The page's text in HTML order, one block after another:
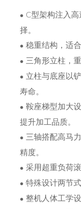
C型架构注入
择。
稳重结构，适
三角形立柱，
立柱与底座以
寿命。
鞍座梯型加大
提升加工品质。
三轴搭配高马
精度。
采用超重负荷
特殊设计两节
整机人体工学